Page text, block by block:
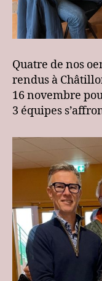
Quatre de nos
rendus à
16 novembre
3 équipes